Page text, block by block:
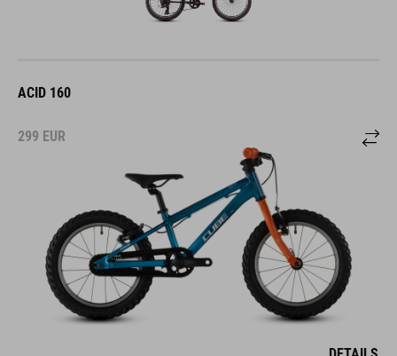
ACID 160
299 EUR